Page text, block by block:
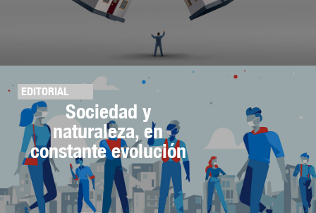
EDITORIAL
Sociedad y
naturaleza, en
constante evolución